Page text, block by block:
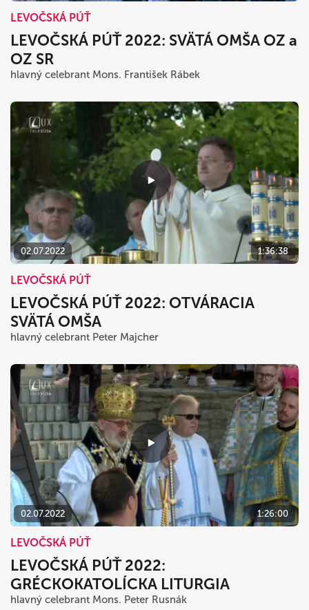
LEVOČSKÁ PÚŤ
LEVOČSKÁ PÚŤ 2022: SVÄTÁ OMŠA OZ a
OZ SR
hlavný celebrant Mons. František Rábek
02.07.2022 1:36:38
LEVOČSKÁ PÚŤ
LEVOČSKÁ PÚŤ 2022: OTVÁRACIA
SVÄTÁ OMŠA
hlavný celebrant Peter Majcher
02.07.2022 1:26:00
LEVOČSKÁ PÚŤ
LEVOČSKÁ PÚŤ 2022:
GRÉCKOKATOLÍCKA LITURGIA
hlavný celebrant Mons. Peter Rusnák